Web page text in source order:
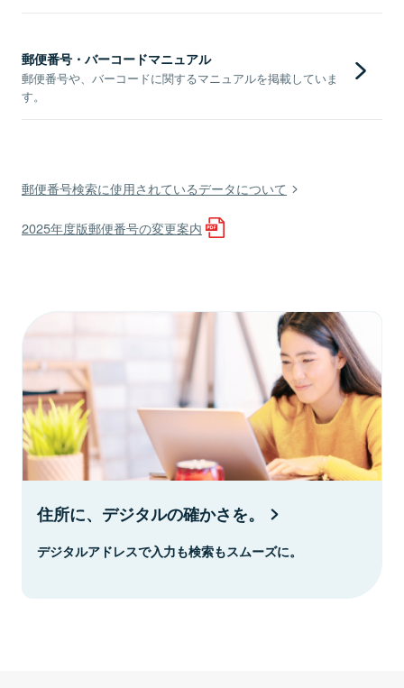
郵便番号・バーコードマニュアル
郵便番号や、バーコードに関するマニュアルを掲載していま
す。
郵便番号検索に使用されているデータについて
2025年度版郵便番号の変更案内
住所に、デジタルの確かさを。
デジタルアドレスで入力も検索もスムーズに。